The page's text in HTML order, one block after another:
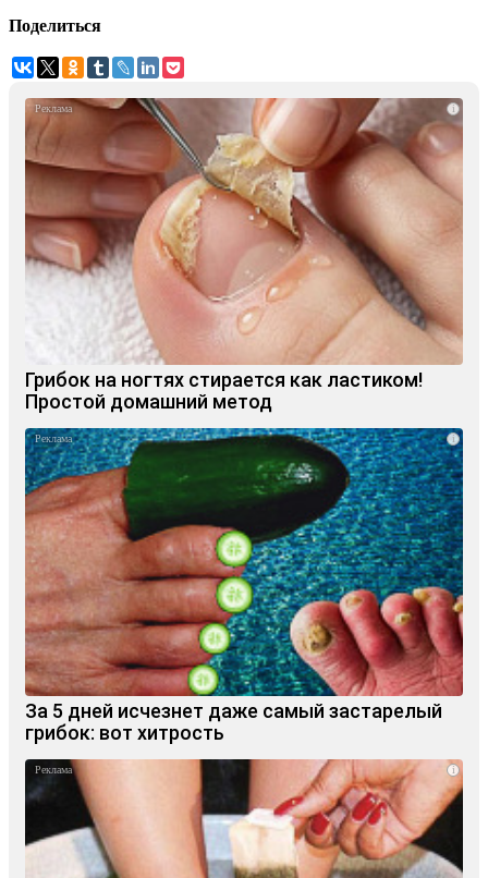
Поделиться
i
Грибок на ногтях стирается как ластиком!
Простой домашний метод
i
За 5 дней исчезнет даже самый застарелый
грибок: вот хитрость
i